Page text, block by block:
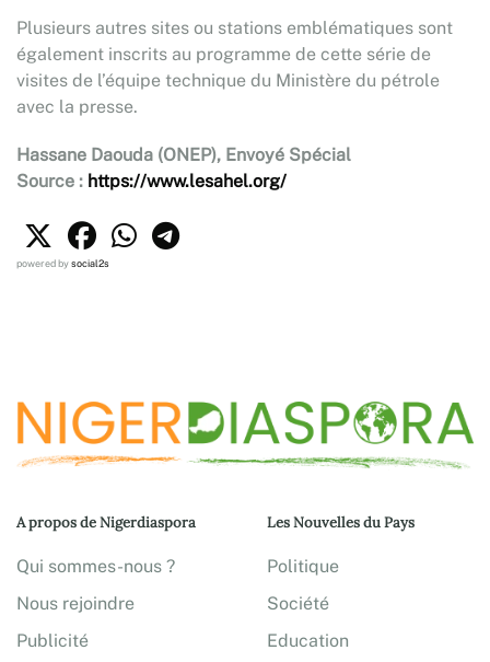
Plusieurs autres sites ou stations emblématiques sont
également inscrits au programme de cette série de
visites de l’équipe technique du Ministère du pétrole
avec la presse.
Hassane Daouda (ONEP), Envoyé Spécial
Source : https://www.lesahel.org/
powered bysocial2s
A propos de Nigerdiaspora
Qui sommes-nous ?
Nous rejoindre
Publicité
Les Nouvelles du Pays
Politique
Société
Education